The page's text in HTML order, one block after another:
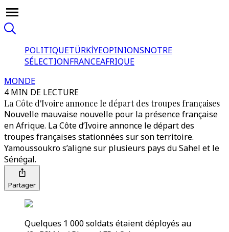
POLITIQUETÜRKİYEOPINIONSNOTRE
SÉLECTIONFRANCEAFRIQUE
MONDE
4 MIN DE LECTURE
La Côte d'Ivoire annonce le départ des troupes françaises
Nouvelle mauvaise nouvelle pour la présence française
en Afrique. La Côte d’Ivoire annonce le départ des
troupes françaises stationnées sur son territoire.
Yamoussoukro s’aligne sur plusieurs pays du Sahel et le
Sénégal.
Partager
Quelques 1 000 soldats étaient déployés au